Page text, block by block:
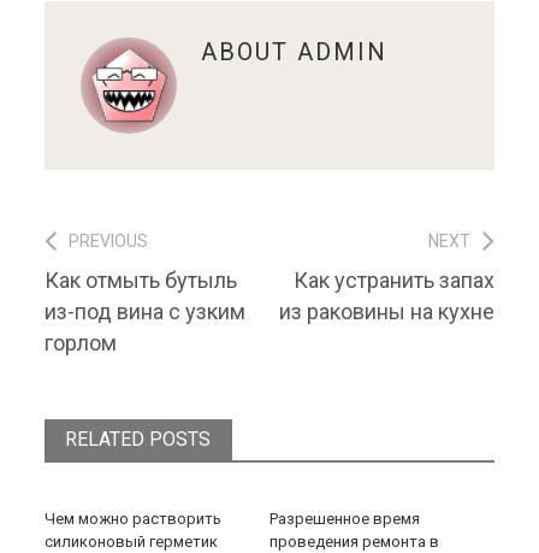
ABOUTADMIN
Навигация по записям
PREVIOUS
Previous post:
Как отмыть бутыль
из-под вина с узким
горлом
NEXT
Next post:
Как устранить запах
из раковины на кухне
RELATED POSTS
Чем можно растворить
силиконовый герметик
Разрешенное время
проведения ремонта в